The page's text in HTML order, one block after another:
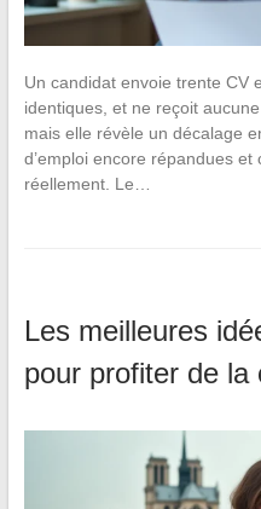
Un candidat envoie trente CV
identiques, et ne reçoit
mais elle révèle un décalage
d’emploi encore répandues
réellement. Le…
Les meilleures
pour profiter de la